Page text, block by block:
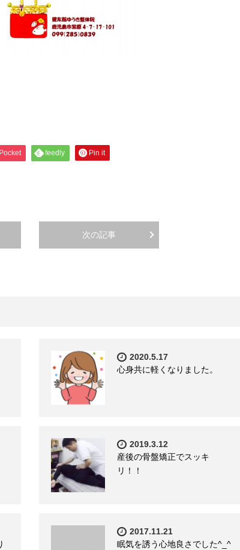
Pocket feedly Pin it
次の記事
2020.5.17
心身共に軽くなりました。
2019.3.12
産後の骨盤矯正でスッキ
リ！！
2017.11.21
眠気を誘う心地良さでした^_^